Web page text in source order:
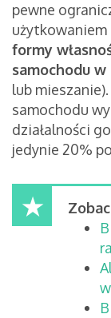
pewne
użytkowaniem
formy
samochodu w
lub
samochodu
działalności
jedynie 20%